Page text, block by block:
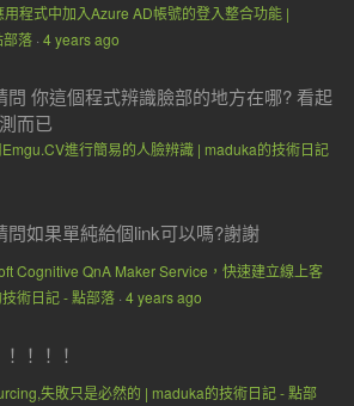
程式中加入Azure AD帳號的登入整合功能 |
落· 4 years ago
問 你這個程式辨識臉部的地方在哪? 看起
而已
進行簡易的人臉辨識 | maduka的技術日記
問如果單純給個link可以嗎?謝謝
Cognitive QnA Maker Service，快速建立線上客
術日記 - 點部落· 4 years ago
！！！
失敗只是必然的 | maduka的技術日記 - 點部